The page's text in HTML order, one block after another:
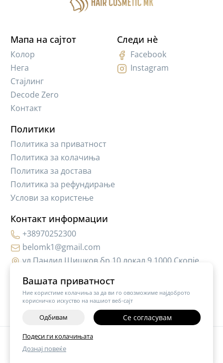
Вашата приватност
Ние користиме колачиња за да ви го овозможиме најдоброто
корисничко искуство на нашиот веб-сајт
Одбивам Се согласувам
Подеси ги колачињата
Дознај повеќе
Мапа на сајтот
Колор
Нега
Стајлинг
Decode Zero
Контакт
Политики
Политика за приватност
Политика за колачиња
Политика за достава
Политика за рефундирање
Услови за користење
Контакт информации
+38970252300
belomk1@gmail.com
ул.Пандил Шишков бр.10,локал 9 1000 Скопје
Следи нè
Facebook
Instagram
©2026Vendor x
Поставки за колачиња